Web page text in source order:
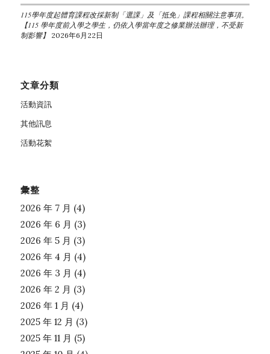
115學年度起體育課程改採新制「選課」及「抵免」課程相關注意事項。
【115 學年度前入學之學生，仍依入學當年度之修業辦法辦理，不受新
制影響】 2026年6月22日
文章分類
活動資訊
其他訊息
活動花絮
彙整
2026 年 7 月 (4)
2026 年 6 月 (3)
2026 年 5 月 (3)
2026 年 4 月 (4)
2026 年 3 月 (4)
2026 年 2 月 (3)
2026 年 1 月 (4)
2025 年 12 月 (3)
2025 年 11 月 (5)